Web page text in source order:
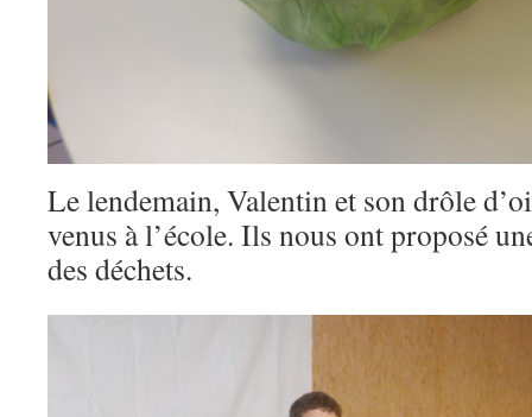
Le lendemain, Valentin et son drôle
venus à l’école. Ils nous ont proposé
des déchets.